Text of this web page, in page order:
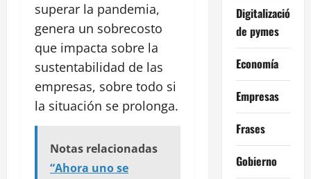
superar la pandemia,
genera un sobrecosto
que impacta sobre la
sustentabilidad de las
empresas, sobre todo si
la situación se prolonga.
Notas relacionadas
“Ahora uno se
Digitalización
de pymes
Economía
Empresas
Frases
Gobierno